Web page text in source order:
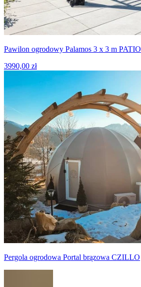
Pawilon ogrodowy Palamos 3 x 3 m PATIO
3990,00 zł
Pergola ogrodowa Portal brązowa CZILLO